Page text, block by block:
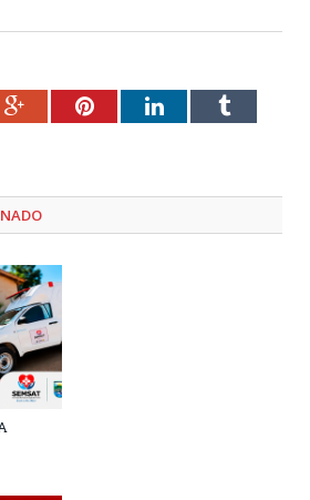
Google+PinterestLinkedInTumblr